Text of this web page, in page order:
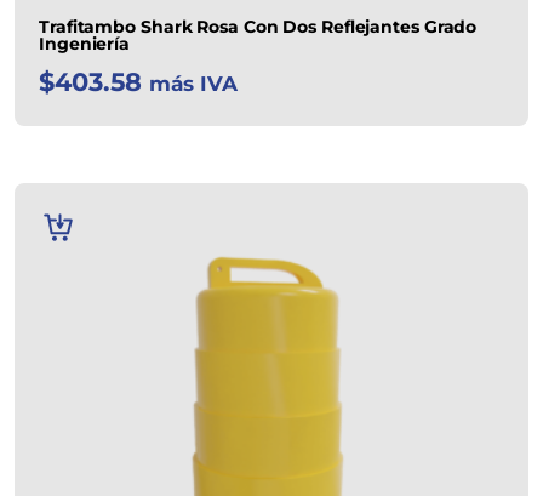
Trafitambo Shark Rosa Con Dos Reflejantes Grado
Ingeniería
$403.58 más IVA
AÑADIR
AL
CARRITO